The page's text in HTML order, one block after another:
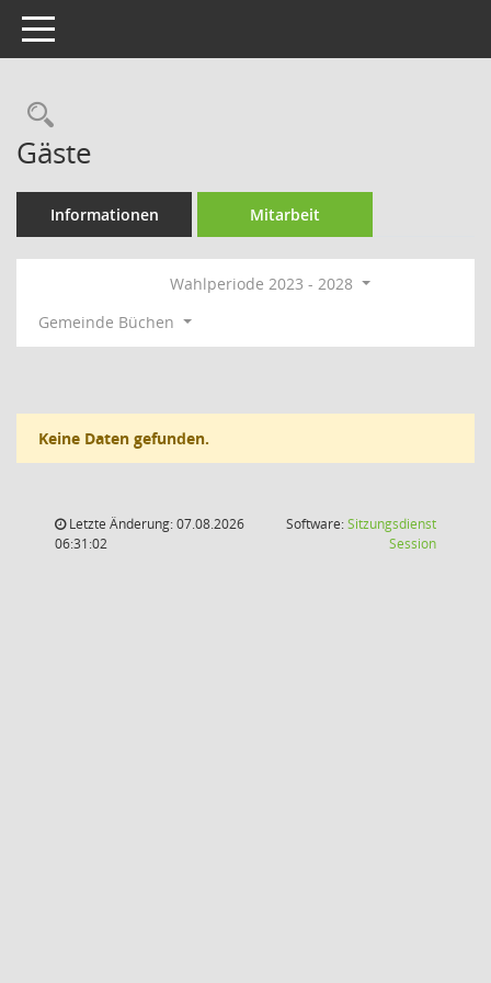
Toggle navigation
Rechercheauswahl
Gäste
Informationen Mitarbeit
Wahlperiode 2023 - 2028
Gemeinde Büchen
Keine Daten gefunden.
Letzte Änderung: 07.08.2026
06:31:02
Software:Sitzungsdienst
Session(Wird in